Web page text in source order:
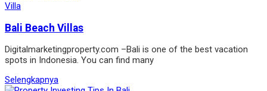
Villa
Bali Beach Villas
Digitalmarketingproperty.com –Bali is one of the best vacation
spots in Indonesia. You can find many
Selengkapnya